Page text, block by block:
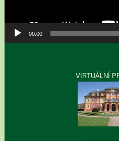
00:00
VIRTUÁLNÍ